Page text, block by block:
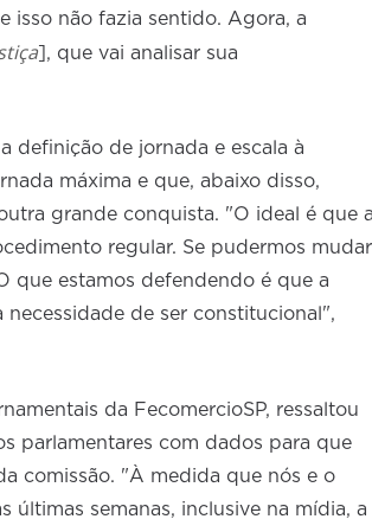
isso não fazia sentido. Agora, a
], que vai analisar sua
definição de jornada e escala à
máxima e que, abaixo disso,
grande conquista. "O ideal é que
regular. Se pudermos mudar
que estamos defendendo é que a
de ser constitucional",
da FecomercioSP, ressaltou
parlamentares com dados para que
comissão. "À medida que nós e o
últimas semanas, inclusive na mídia, a